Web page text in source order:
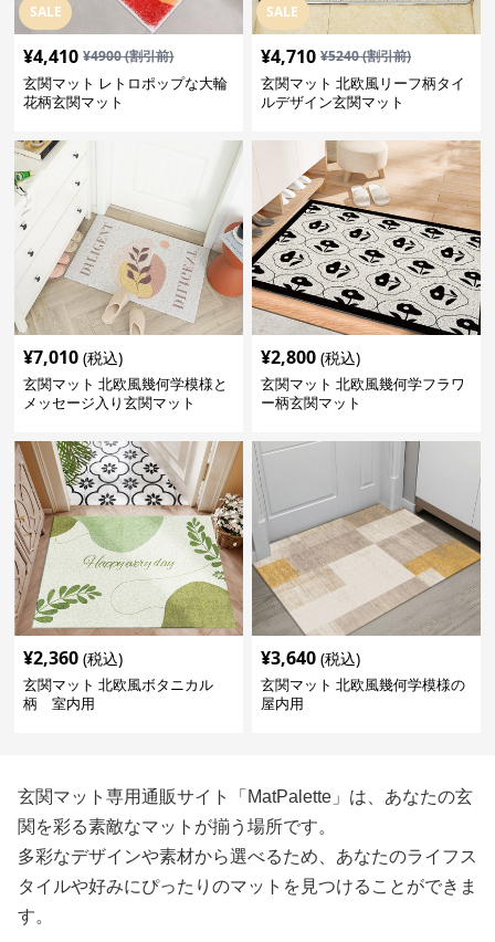
SALE
¥4,410 ¥4900(割引前)
玄関マット レトロポップな大輪
花柄玄関マット
SALE
¥4,710 ¥5240(割引前)
玄関マット 北欧風リーフ柄タイ
ルデザイン玄関マット
¥7,010 (税込)
玄関マット 北欧風幾何学模様と
メッセージ入り玄関マット
¥2,800 (税込)
玄関マット 北欧風幾何学フラワ
ー柄玄関マット
¥2,360 (税込)
玄関マット 北欧風ボタニカル
柄 室内用
¥3,640 (税込)
玄関マット 北欧風幾何学模様の
屋内用
玄関マット専用通販サイト「MatPalette」は、あなたの玄
関を彩る素敵なマットが揃う場所です。
多彩なデザインや素材から選べるため、あなたのライフス
タイルや好みにぴったりのマットを見つけることができま
す。